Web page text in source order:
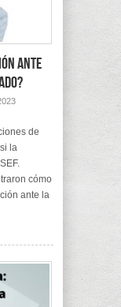
ante
de
la
cómo
ante la